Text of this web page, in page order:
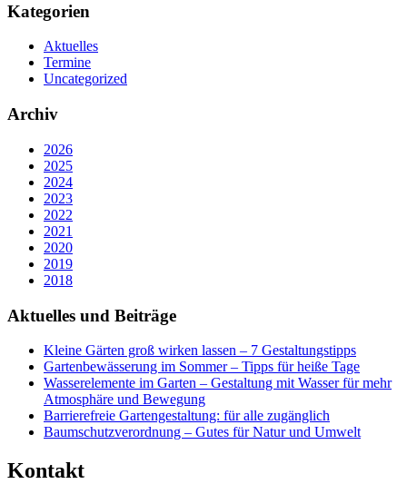
Kategorien
Aktuelles
Termine
Uncategorized
Archiv
2026
2025
2024
2023
2022
2021
2020
2019
2018
Aktuelles und Beiträge
Kleine Gärten groß wirken lassen – 7 Gestaltungstipps
Gartenbewässerung im Sommer – Tipps für heiße Tage
Wasserelemente im Garten – Gestaltung mit Wasser für mehr
Atmosphäre und Bewegung
Barrierefreie Gartengestaltung: für alle zugänglich
Baumschutzverordnung – Gutes für Natur und Umwelt
Kontakt